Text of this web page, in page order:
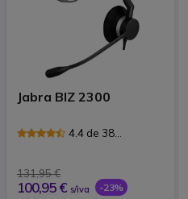
Jabra BIZ 2300
4.4 de 38
131,95 €
100,95 € s/iva -23%